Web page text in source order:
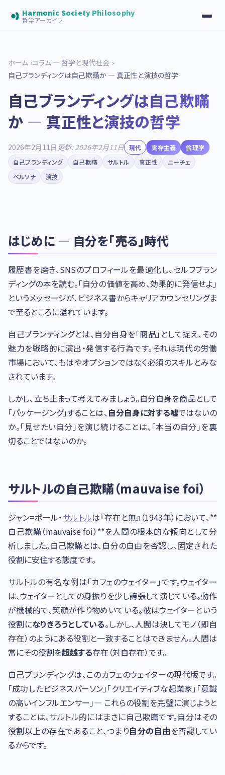
Harmonic Society Philosophy
哲学アーカイブ
ホーム コラム — 哲学と現代社会
自己ブランディングは自己欺瞞か — 真正性と演技の哲学
自己ブランディングは自己欺瞞
か — 真正性と演技の哲学
2026年2月11日 更新: 2026年2月11日 現代 実存主義
倫理学
自己ブランディング
自己欺瞞 サルトル 真正性
ニーチェ
ペルソナ
演技
はじめに — 自分を「売る」時代
履歴書を磨き、SNSのプロフィールを最適化し、セルフブラン
ディングの本を読む。「自分の価値を高め、効果的に発信せよ」
というメッセージが、ビジネス書からキャリアカウンセリングま
で至るところに溢れています。
自己ブランディングとは、自分自身を「商品」として捉え、その
魅力を戦略的に演出・発信する行為です。それは現代の労働
市場において、もはやオプションではなく必須のスキルとみな
されています。
しかし、立ち止まって考えてみましょう。自分自身を商品として
「パッケージング」することは、自分自身に対する嘘ではないの
か。「見せたい自分」を演じ続けることは、「本当の自分」を裏
切ることではないのか。
サルトルの自己欺瞞（mauvaise foi）
ジャン=ポール・サルトルは『存在と無』（1943年）において、**
自己欺瞞（mauvaise foi）**を人間の根本的な傾向として分
析しました。自己欺瞞とは、自分の自由を否認し、固定された
役割に安住する態度です。
サルトルの有名な例は「カフェのウェイター」です。ウェイター
は、ウェイターとしての身振りを少し誇張して演じている。動作
が機械的で、笑顔が作り物めいている。彼はウェイターという
役割になりきろうとしている。しかし、人間は決してモノ（即自
存在）のようにある役割と一致することはできません。人間は
常にその役割を超越する存在（対自存在）です。
自己ブランディングは、このカフェのウェイターの現代版です。
「成功したビジネスパーソン」「クリエイティブな起業家」「意識
の高いインフルエンサー」— これらの役割を完璧に演じようと
することは、サルトル的にはまさに自己欺瞞です。自分はその
役割以上の存在であること、つまり自分の自由を否認してい
るからです。